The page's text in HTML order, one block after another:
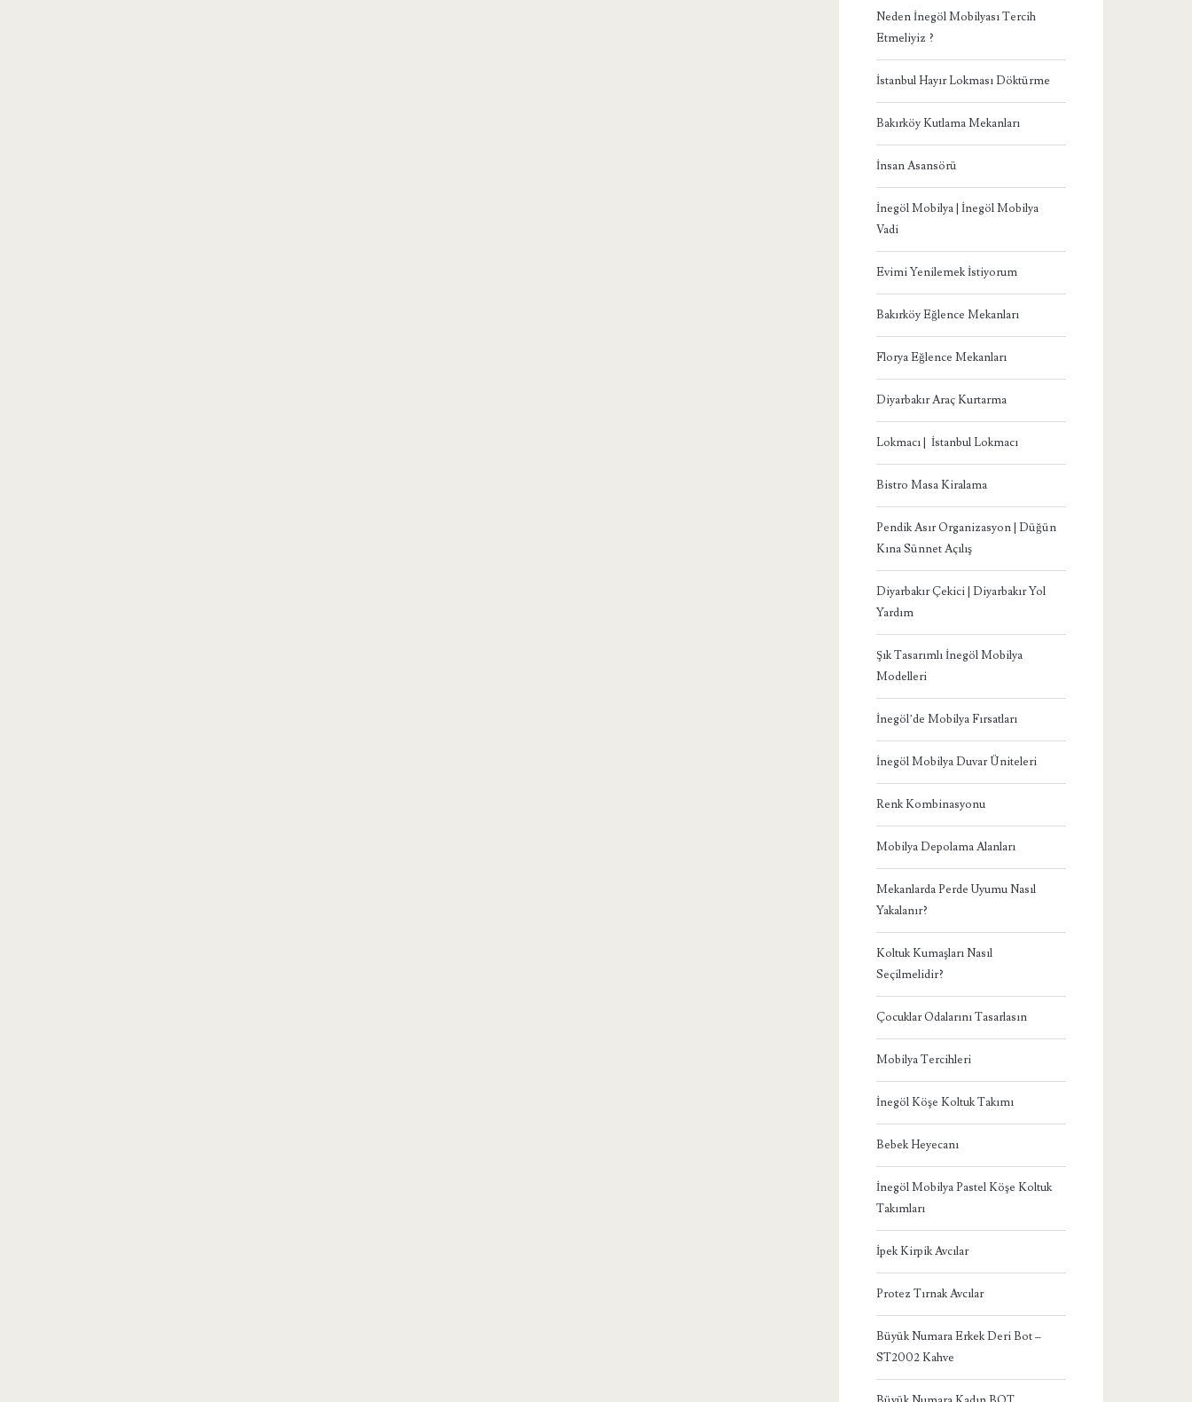
Neden İnegöl Mobilyası Tercih
Etmeliyiz ?
İstanbul Hayır Lokması Döktürme
Bakırköy Kutlama Mekanları
İnsan Asansörü
İnegöl Mobilya | İnegöl Mobilya
Vadi
Evimi Yenilemek İstiyorum
Bakırköy Eğlence Mekanları
Florya Eğlence Mekanları
Diyarbakır Araç Kurtarma
Lokmacı | İstanbul Lokmacı
Bistro Masa Kiralama
Pendik Asır Organizasyon | Düğün
Kına Sünnet Açılış
Diyarbakır Çekici | Diyarbakır Yol
Yardım
Şık Tasarımlı İnegöl Mobilya
Modelleri
İnegöl’de Mobilya Fırsatları
İnegöl Mobilya Duvar Üniteleri
Renk Kombinasyonu
Mobilya Depolama Alanları
Mekanlarda Perde Uyumu Nasıl
Yakalanır?
Koltuk Kumaşları Nasıl
Seçilmelidir?
Çocuklar Odalarını Tasarlasın
Mobilya Tercihleri
İnegöl Köşe Koltuk Takımı
Bebek Heyecanı
İnegöl Mobilya Pastel Köşe Koltuk
Takımları
İpek Kirpik Avcılar
Protez Tırnak Avcılar
Büyük Numara Erkek Deri Bot –
ST2002 Kahve